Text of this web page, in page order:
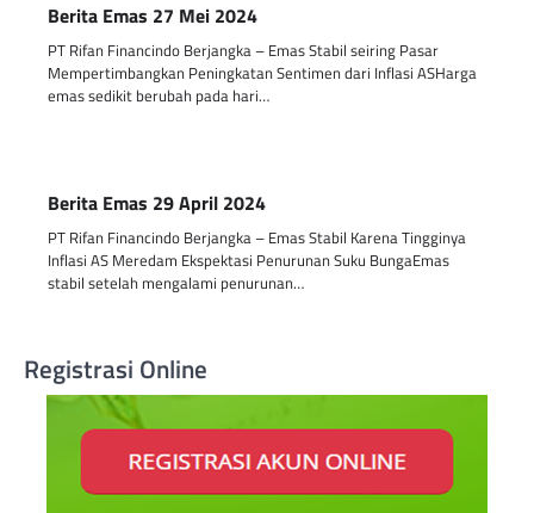
Berita Emas 27 Mei 2024
PT Rifan Financindo Berjangka – Emas Stabil seiring Pasar
Mempertimbangkan Peningkatan Sentimen dari Inflasi ASHarga
emas sedikit berubah pada hari…
Berita Emas 29 April 2024
PT Rifan Financindo Berjangka – Emas Stabil Karena Tingginya
Inflasi AS Meredam Ekspektasi Penurunan Suku BungaEmas
stabil setelah mengalami penurunan…
Registrasi Online